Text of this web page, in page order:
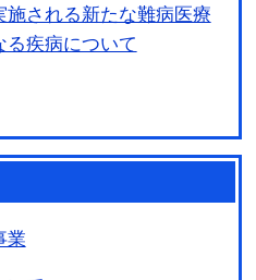
される新たな難病医療
る疾病について
業